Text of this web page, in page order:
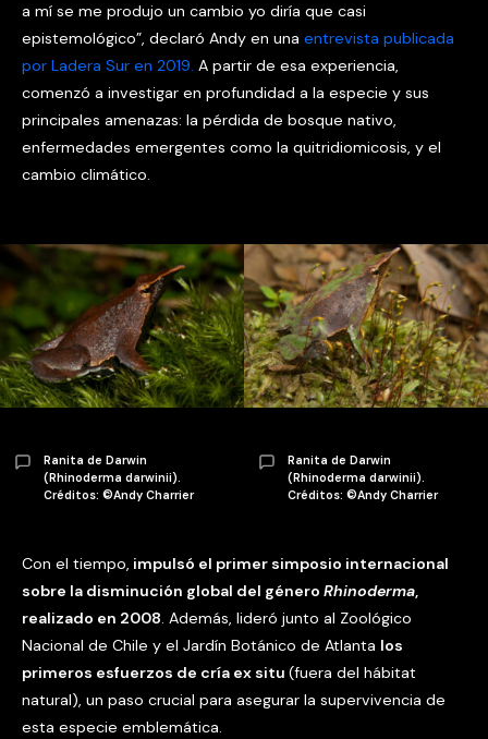
a mí se me produjo un cambio yo diría que casi
epistemológico”, declaró Andy en una entrevista publicada
por Ladera Sur en 2019. A partir de esa experiencia,
comenzó a investigar en profundidad a la especie y sus
principales amenazas: la pérdida de bosque nativo,
enfermedades emergentes como la quitridiomicosis, y el
cambio climático.
Ranita de Darwin
(Rhinoderma darwinii).
Créditos: ©Andy Charrier
Ranita de Darwin
(Rhinoderma darwinii).
Créditos: ©Andy Charrier
Con el tiempo, impulsó el primer simposio internacional
sobre la disminución global del género Rhinoderma,
realizado en 2008. Además, lideró junto al Zoológico
Nacional de Chile y el Jardín Botánico de Atlanta los
primeros esfuerzos de cría ex situ (fuera del hábitat
natural), un paso crucial para asegurar la supervivencia de
esta especie emblemática.